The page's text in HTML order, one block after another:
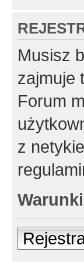
Musisz
zajmuje
Forum
z